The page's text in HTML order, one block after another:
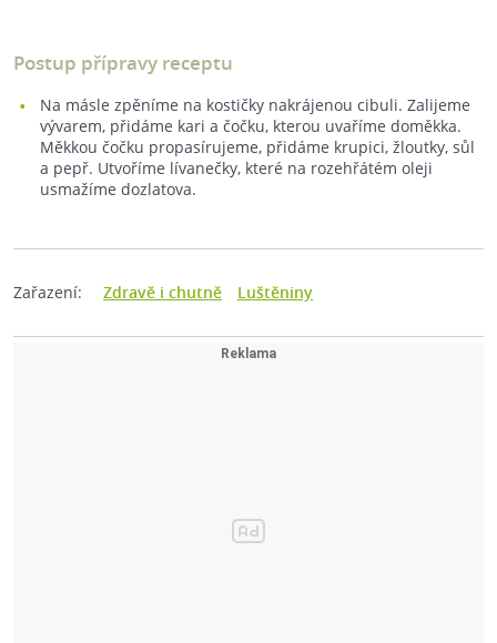
Postup přípravy receptu
Na másle zpěníme na kostičky nakrájenou cibuli. Zalijeme
vývarem, přidáme kari a čočku, kterou uvaříme doměkka.
Měkkou čočku propasírujeme, přidáme krupici, žloutky, sůl
a pepř. Utvoříme lívanečky, které na rozehřátém oleji
usmažíme dozlatova.
Zařazení: Zdravě i chutně Luštěniny